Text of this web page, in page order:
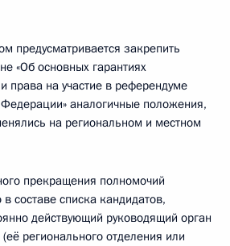
предусматривается закрепить
«Об основных гарантиях
права на участие в референдуме
аналогичные положения,
на региональном и местном
прекращения полномочий
составе списка кандидатов,
действующий руководящий орган
регионального отделения или